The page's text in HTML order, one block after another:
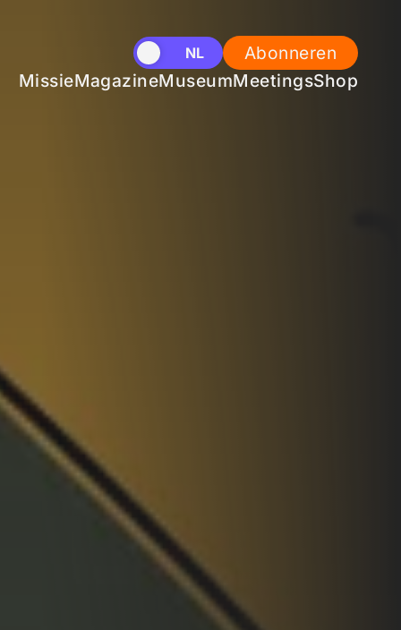
EN NL
Abonneren
MissieMagazineMuseumMeetingsShop